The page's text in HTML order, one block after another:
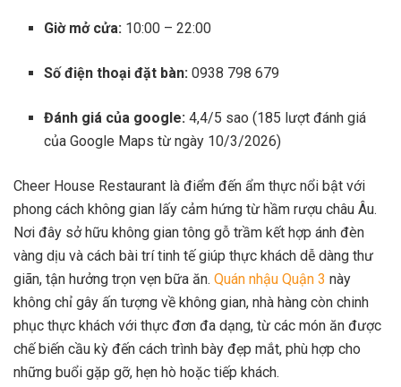
Giờ mở cửa: 10:00 – 22:00
Số điện thoại đặt bàn:0938 798 679
Đánh giá của google:4,4/5 sao (185 lượt đánh giá
của Google Maps từ ngày 10/3/2026)
Cheer House Restaurant là điểm đến ẩm thực nổi bật với
phong cách không gian lấy cảm hứng từ hầm rượu châu Âu.
Nơi đây sở hữu không gian tông gỗ trầm kết hợp ánh đèn
vàng dịu và cách bài trí tinh tế giúp thực khách dễ dàng thư
giãn, tận hưởng trọn vẹn bữa ăn. Quán nhậu Quận 3 này
không chỉ gây ấn tượng về không gian, nhà hàng còn chinh
phục thực khách với thực đơn đa dạng, từ các món ăn được
chế biến cầu kỳ đến cách trình bày đẹp mắt, phù hợp cho
những buổi gặp gỡ, hẹn hò hoặc tiếp khách.